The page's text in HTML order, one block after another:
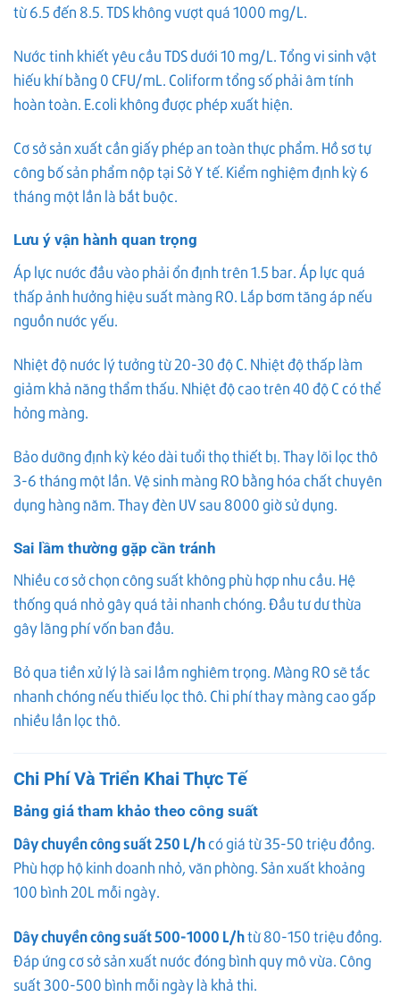
từ 6.5 đến 8.5. TDS không vượt quá 1000 mg/L.
Nước tinh khiết yêu cầu TDS dưới 10 mg/L. Tổng vi sinh vật
hiếu khí bằng 0 CFU/mL. Coliform tổng số phải âm tính
hoàn toàn. E.coli không được phép xuất hiện.
Cơ sở sản xuất cần giấy phép an toàn thực phẩm. Hồ sơ tự
công bố sản phẩm nộp tại Sở Y tế. Kiểm nghiệm định kỳ 6
tháng một lần là bắt buộc.
Lưu ý vận hành quan trọng
Áp lực nước đầu vào phải ổn định trên 1.5 bar. Áp lực quá
thấp ảnh hưởng hiệu suất màng RO. Lắp bơm tăng áp nếu
nguồn nước yếu.
Nhiệt độ nước lý tưởng từ 20-30 độ C. Nhiệt độ thấp làm
giảm khả năng thẩm thấu. Nhiệt độ cao trên 40 độ C có thể
hỏng màng.
Bảo dưỡng định kỳ kéo dài tuổi thọ thiết bị. Thay lõi lọc thô
3-6 tháng một lần. Vệ sinh màng RO bằng hóa chất chuyên
dụng hàng năm. Thay đèn UV sau 8000 giờ sử dụng.
Sai lầm thường gặp cần tránh
Nhiều cơ sở chọn công suất không phù hợp nhu cầu. Hệ
thống quá nhỏ gây quá tải nhanh chóng. Đầu tư dư thừa
gây lãng phí vốn ban đầu.
Bỏ qua tiền xử lý là sai lầm nghiêm trọng. Màng RO sẽ tắc
nhanh chóng nếu thiếu lọc thô. Chi phí thay màng cao gấp
nhiều lần lọc thô.
Chi Phí Và Triển Khai Thực Tế
Bảng giá tham khảo theo công suất
Dây chuyền công suất 250 L/hcó giá từ 35-50 triệu đồng.
Phù hợp hộ kinh doanh nhỏ, văn phòng. Sản xuất khoảng
100 bình 20L mỗi ngày.
Dây chuyền công suất 500-1000 L/htừ 80-150 triệu đồng.
Đáp ứng cơ sở sản xuất nước đóng bình quy mô vừa. Công
suất 300-500 bình mỗi ngày là khả thi.